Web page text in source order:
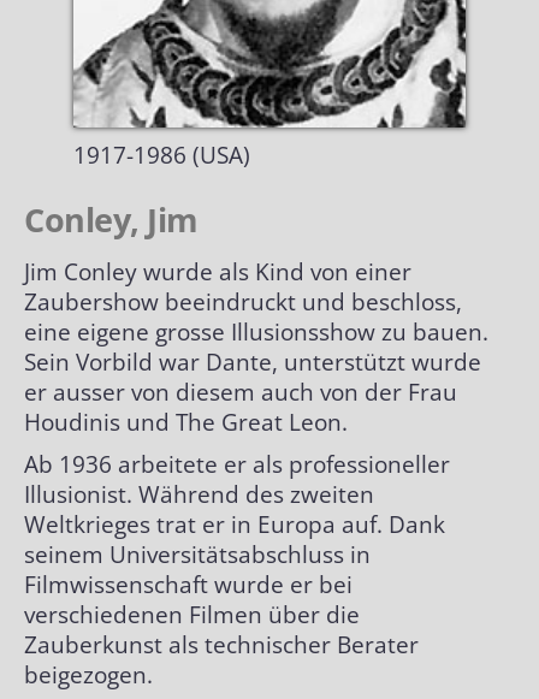
Alle Grand Prix
Special Awards
Händler nach Themen
Biografien
Biografien alphabetisch
Biografien Übersicht
Briefmarken
Autogrammkarten
Lexikon
Kunstgriffe
Hilsmittel
Klassische Kunststücke
Erfinder von ..
Optische Illusionen
Impressum
1917-1986 (USA)
Conley, Jim
Jim Conley wurde als Kind von einer
Zaubershow beeindruckt und beschloss,
eine eigene grosse Illusionsshow zu bauen.
Sein Vorbild war Dante, unterstützt wurde
er ausser von diesem auch von der Frau
Houdinis und The Great Leon.
Ab 1936 arbeitete er als professioneller
Illusionist. Während des zweiten
Weltkrieges trat er in Europa auf. Dank
seinem Universitätsabschluss in
Filmwissenschaft wurde er bei
verschiedenen Filmen über die
Zauberkunst als technischer Berater
beigezogen.